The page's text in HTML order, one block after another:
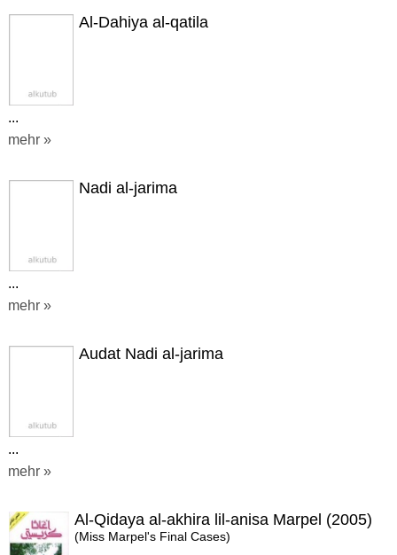
Al-Dahiya al-qatila
...
mehr »
Nadi al-jarima
...
mehr »
Audat Nadi al-jarima
...
mehr »
Al-Qidaya al-akhira lil-anisa Marpel (2005)
(Miss Marpel's Final Cases)